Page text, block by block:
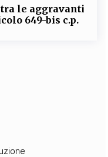
le aggravanti
649-bis c.p.